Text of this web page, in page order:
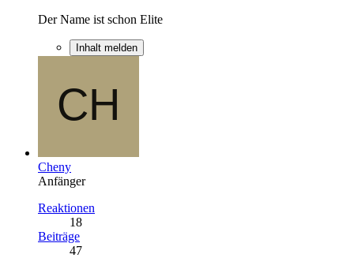
Der Name ist schon Elite
Inhalt melden
Cheny
Anfänger
Reaktionen
18
Beiträge
47